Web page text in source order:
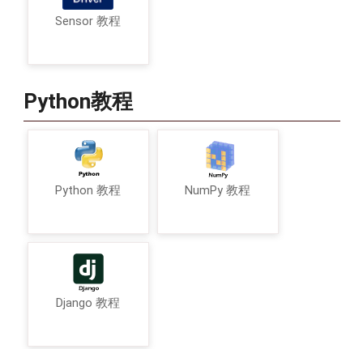
Sensor 教程
Python教程
Python 教程 NumPy 教程
Django 教程